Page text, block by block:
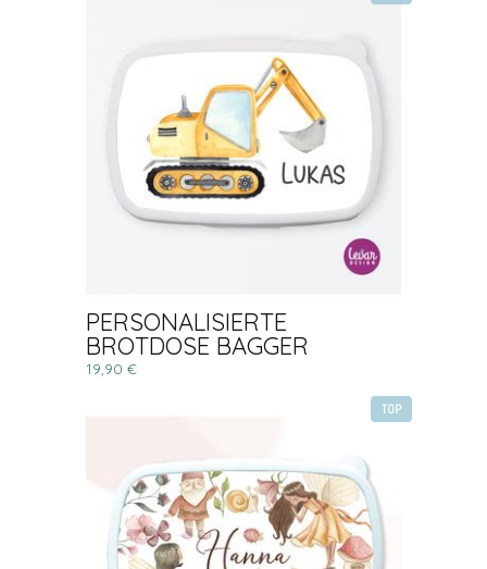
PERSONALISIERTE
BROTDOSE BAGGER
19,90 €
TOP